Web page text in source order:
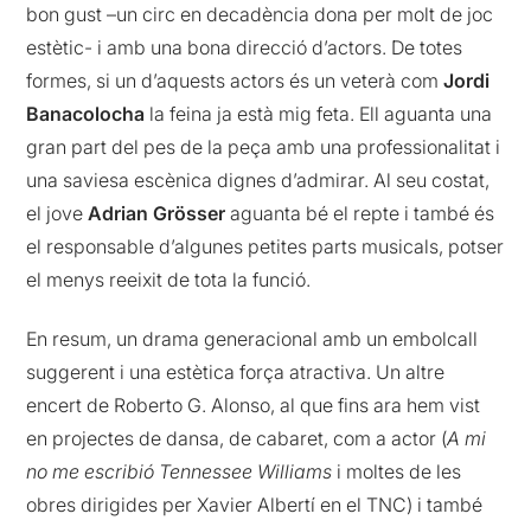
bon gust –un circ en decadència dona per molt de joc
estètic- i amb una bona direcció d’actors. De totes
formes, si un d’aquests actors és un veterà comJordi
Banacolocha la feina ja està mig feta. Ell aguanta una
gran part del pes de la peça amb una professionalitat i
una saviesa escènica dignes d’admirar. Al seu costat,
el joveAdrian Grösser aguanta bé el repte i també és
el responsable d’algunes petites parts musicals, potser
el menys reeixit de tota la funció.
En resum, un drama generacional amb un embolcall
suggerent i una estètica força atractiva. Un altre
encert de Roberto G. Alonso, al que fins ara hem vist
en projectes de dansa, de cabaret, com a actor (A mi
no me escribió Tennessee Williams i moltes de les
obres dirigides per Xavier Albertí en el TNC) i també